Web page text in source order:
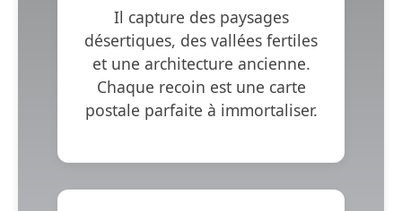
Il capture des paysages
désertiques, des vallées fertiles
et une architecture ancienne.
Chaque recoin est une carte
postale parfaite à immortaliser.